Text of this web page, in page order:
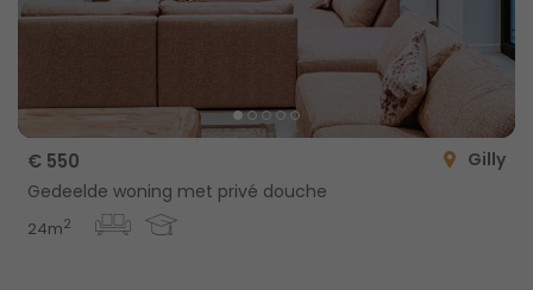
€ 550
Gilly
Gedeelde woning met privé douche
24m2